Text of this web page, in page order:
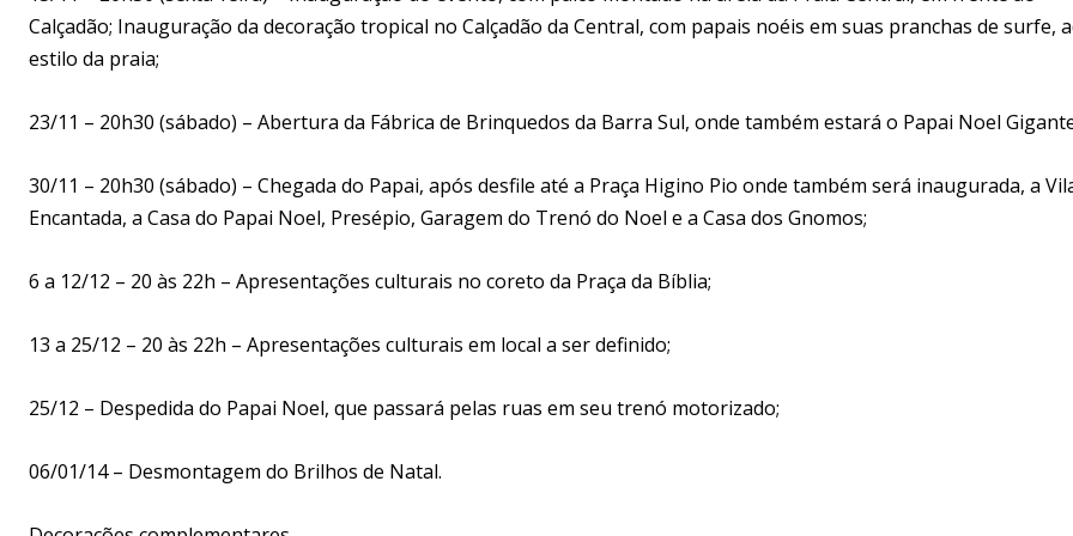
Calçadão; Inauguração da decoração tropical no Calçadão da Central, com papais noéis em suas pranchas de surfe,
estilo da praia;
23/11 – 20h30 (sábado) – Abertura da Fábrica de Brinquedos da Barra Sul, onde também estará o Papai Noel
30/11 – 20h30 (sábado) – Chegada do Papai, após desfile até a Praça Higino Pio onde também será inaugurada, a
Encantada, a Casa do Papai Noel, Presépio, Garagem do Trenó do Noel e a Casa dos Gnomos;
6 a 12/12 – 20 às 22h – Apresentações culturais no coreto da Praça da Bíblia;
13 a 25/12 – 20 às 22h – Apresentações culturais em local a ser definido;
25/12 – Despedida do Papai Noel, que passará pelas ruas em seu trenó motorizado;
06/01/14 – Desmontagem do Brilhos de Natal.